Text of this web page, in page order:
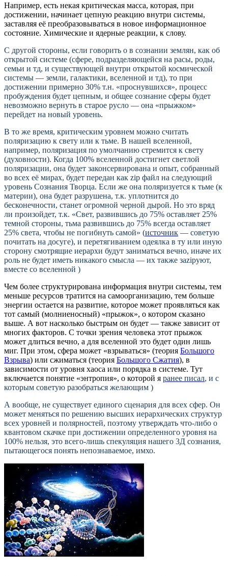
Например, есть некая критическая масса, которая, при
достижении, начинает цепную реакцию внутри системы,
заставляя её преобразовываться в новое информационное
состояние. Химические и ядерные реакции, к слову.
С другой стороны, если говорить о в сознании землян, как об
открытой системе (сфере, подразделяющейся на расы, роды,
семьи и тд, и существующей внутри открытой космической
системы — земли, галактики, вселенной и тд), то при
достижении примерно 30% т.н. «проснувшихся», процесс
пробуждения будет цепным, и общее сознание сферы будет
невозможно вернуть в старое русло — она «прыжком»
перейдет на новый уровень.
В то же время, критическим уровнем можно считать
поляризацию к свету или к тьме. В нашей вселенной,
например, поляризация по умолчанию стремится к свету
(духовности). Когда 100% вселенной достигнет светлой
поляризации, она будет законсервирована и опыт, собранный
во всех её мирах, будет передан как zip файл на следующий
уровень Сознания Творца. Если же она поляризуется к тьме (к
материи), она будет разрушена, т.к. уплотнится до
бесконечности, станет огромной черной дырой. Но это вряд
ли произойдет, т.к. «Свет, развившись до 75% оставляет 25%
темной стороны, тьма развившись до 75% всегда оставляет
25% света, чтобы не погибнуть самой» (источник — советую
почитать на досуге), и перетягиванием одеялка в ту или иную
сторону смотрящие иерархи будут заниматься вечно, иначе их
роль не будет иметь никакого смысла — их также заzipуют,
вместе со вселенной )
Чем более структурирована информация внутри системы, тем
меньше ресурсов тратится на самоорганизацию, тем больше
энергии остается на развитие, которое может проявляться как
тот самый (молниеносный) «прыжок», о котором сказано
выше. А вот насколько быстрым он будет — также зависит от
многих факторов. С точки зрения человека этот прыжок
может длиться вечно, а для вселенной это будет один лишь
миг. При этом, сфера может «взрываться» (теория Большого
Взрыва) или сжиматься (теория Большого Сжатия), в
зависимости от уровня хаоса или порядка в системе. Тут
включается понятие «энтропия», о которой я ранее писал, и с
которым советую разобраться желающим )
А вообще, не существует единого сценария для всех сфер. Он
может меняться по решению высших иерархических структур
всех уровней и полярностей, поэтому утверждать что-либо о
квантовом скачке при достижении определенного уровня на
100% нельзя, это всего-лишь спекуляция нашего 3Д сознания,
пытающегося понять непознаваемое, имхо.